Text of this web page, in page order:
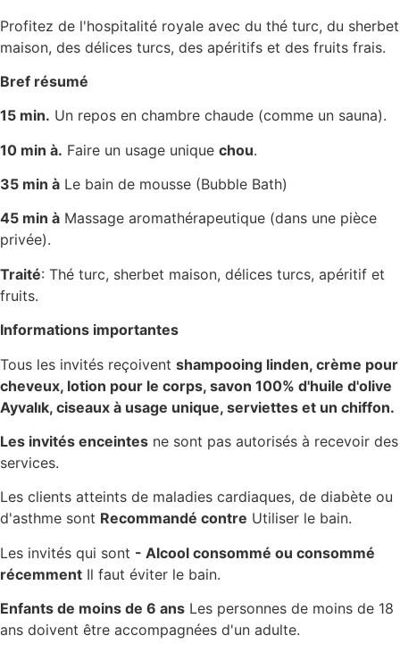
Profitez de l'hospitalité royale avec du thé turc, du sherbet
maison, des délices turcs, des apéritifs et des fruits frais.
Bref résumé
15 min. Un repos en chambre chaude (comme un sauna).
10 min à. Faire un usage unique chou.
35 min à Le bain de mousse (Bubble Bath)
45 min à Massage aromathérapeutique (dans une pièce
privée).
Traité: Thé turc, sherbet maison, délices turcs, apéritif et
fruits.
Informations importantes
Tous les invités reçoivent shampooing linden, crème pour
cheveux, lotion pour le corps, savon 100% d'huile d'olive
Ayvalık, ciseaux à usage unique, serviettes et un chiffon.
Les invités enceintes ne sont pas autorisés à recevoir des
services.
Les clients atteints de maladies cardiaques, de diabète ou
d'asthme sont Recommandé contre Utiliser le bain.
Les invités qui sont - Alcool consommé ou consommé
récemment Il faut éviter le bain.
Enfants de moins de 6 ans Les personnes de moins de 18
ans doivent être accompagnées d'un adulte.